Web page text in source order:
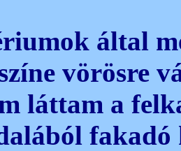
által
vörösre
láttam a